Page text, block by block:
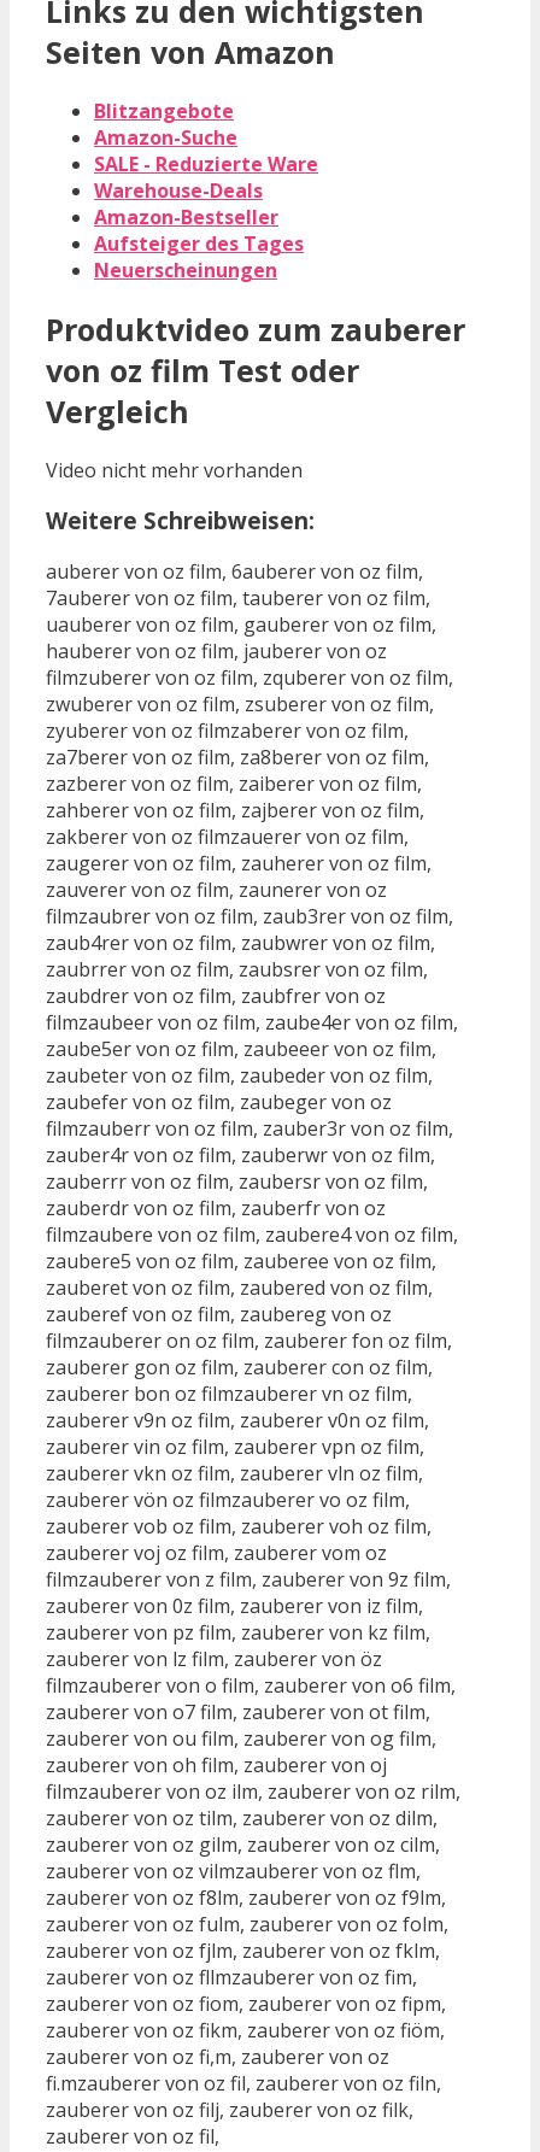
Links zu den wichtigsten
Seiten von Amazon
Blitzangebote
Amazon-Suche
SALE - Reduzierte Ware
Warehouse-Deals
Amazon-Bestseller
Aufsteiger des Tages
Neuerscheinungen
Produktvideo zum zauberer
von oz film Test oder
Vergleich
Video nicht mehr vorhanden
Weitere Schreibweisen:
auberer von oz film, 6auberer von oz film,
7auberer von oz film, tauberer von oz film,
uauberer von oz film, gauberer von oz film,
hauberer von oz film, jauberer von oz
filmzuberer von oz film, zquberer von oz film,
zwuberer von oz film, zsuberer von oz film,
zyuberer von oz filmzaberer von oz film,
za7berer von oz film, za8berer von oz film,
zazberer von oz film, zaiberer von oz film,
zahberer von oz film, zajberer von oz film,
zakberer von oz filmzauerer von oz film,
zaugerer von oz film, zauherer von oz film,
zauverer von oz film, zaunerer von oz
filmzaubrer von oz film, zaub3rer von oz film,
zaub4rer von oz film, zaubwrer von oz film,
zaubrrer von oz film, zaubsrer von oz film,
zaubdrer von oz film, zaubfrer von oz
filmzaubeer von oz film, zaube4er von oz film,
zaube5er von oz film, zaubeeer von oz film,
zaubeter von oz film, zaubeder von oz film,
zaubefer von oz film, zaubeger von oz
filmzauberr von oz film, zauber3r von oz film,
zauber4r von oz film, zauberwr von oz film,
zauberrr von oz film, zaubersr von oz film,
zauberdr von oz film, zauberfr von oz
filmzaubere von oz film, zaubere4 von oz film,
zaubere5 von oz film, zauberee von oz film,
zauberet von oz film, zaubered von oz film,
zauberef von oz film, zaubereg von oz
filmzauberer on oz film, zauberer fon oz film,
zauberer gon oz film, zauberer con oz film,
zauberer bon oz filmzauberer vn oz film,
zauberer v9n oz film, zauberer v0n oz film,
zauberer vin oz film, zauberer vpn oz film,
zauberer vkn oz film, zauberer vln oz film,
zauberer vön oz filmzauberer vo oz film,
zauberer vob oz film, zauberer voh oz film,
zauberer voj oz film, zauberer vom oz
filmzauberer von z film, zauberer von 9z film,
zauberer von 0z film, zauberer von iz film,
zauberer von pz film, zauberer von kz film,
zauberer von lz film, zauberer von öz
filmzauberer von o film, zauberer von o6 film,
zauberer von o7 film, zauberer von ot film,
zauberer von ou film, zauberer von og film,
zauberer von oh film, zauberer von oj
filmzauberer von oz ilm, zauberer von oz rilm,
zauberer von oz tilm, zauberer von oz dilm,
zauberer von oz gilm, zauberer von oz cilm,
zauberer von oz vilmzauberer von oz flm,
zauberer von oz f8lm, zauberer von oz f9lm,
zauberer von oz fulm, zauberer von oz folm,
zauberer von oz fjlm, zauberer von oz fklm,
zauberer von oz fllmzauberer von oz fim,
zauberer von oz fiom, zauberer von oz fipm,
zauberer von oz fikm, zauberer von oz fiöm,
zauberer von oz fi,m, zauberer von oz
fi.mzauberer von oz fil, zauberer von oz filn,
zauberer von oz filj, zauberer von oz filk,
zauberer von oz fil,